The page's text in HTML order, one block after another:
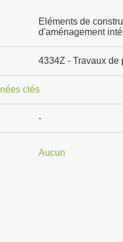
Eléments de
d'aménagement
4334Z - Travaux de
clés
-
Aucun